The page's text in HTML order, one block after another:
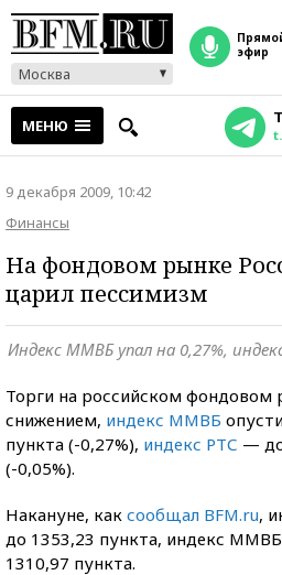
Москва
прямой
эфир
МЕНЮ
9 декабря 2009, 10:42
Финансы
На фондовом рынке
царил пессимизм
Индекс ММВБ упал на 0,27%,
Торги на российском фондовом
снижением, индекс ММВБ
пункта (-0,27%), индекс РТС —
(-0,05%).
Накануне, как сообщал BFM.ru,
до 1353,23 пункта, индекс ММВБ
1310,97 пункта.